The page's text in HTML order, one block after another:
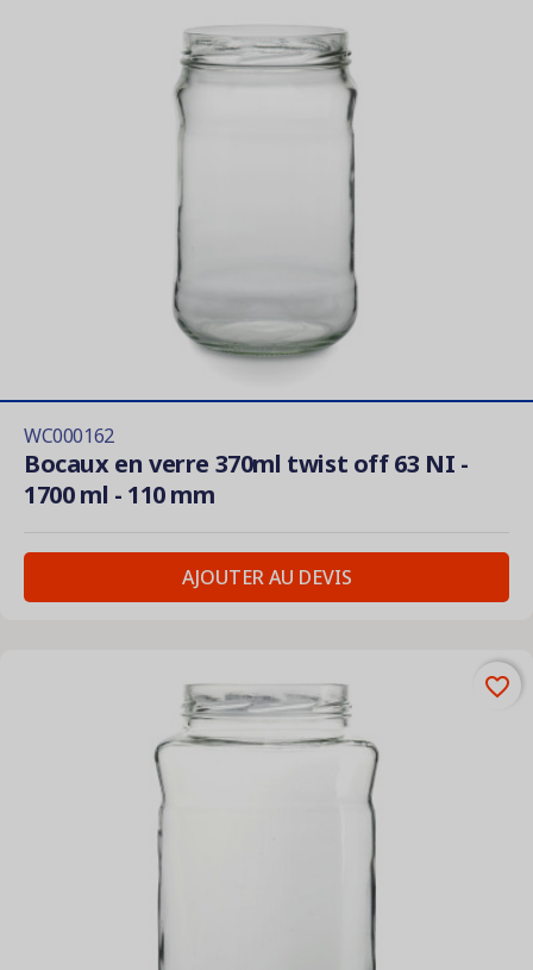
WC000162
Bocaux en verre 370ml twist off 63 NI -
1700 ml - 110 mm
AJOUTER AU DEVIS
favorite_border